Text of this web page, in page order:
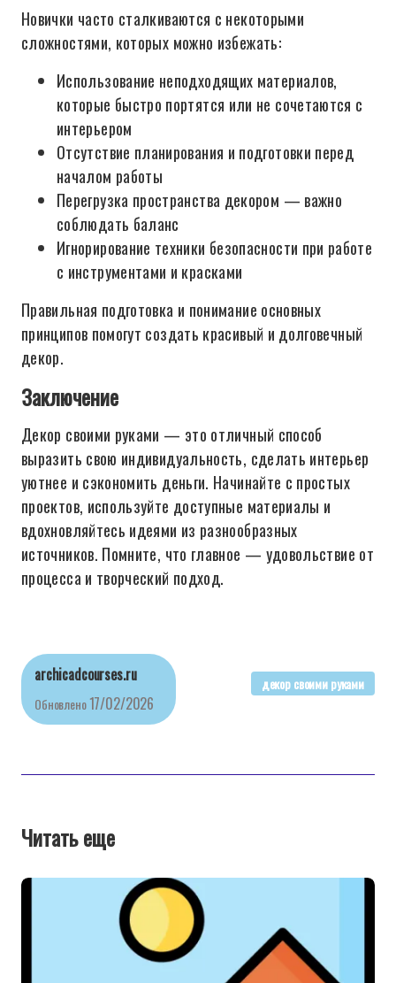
Новички часто сталкиваются с некоторыми
сложностями, которых можно избежать:
Использование неподходящих материалов,
которые быстро портятся или не сочетаются с
интерьером
Отсутствие планирования и подготовки перед
началом работы
Перегрузка пространства декором — важно
соблюдать баланс
Игнорирование техники безопасности при работе
с инструментами и красками
Правильная подготовка и понимание основных
принципов помогут создать красивый и долговечный
декор.
Заключение
Декор своими руками — это отличный способ
выразить свою индивидуальность, сделать интерьер
уютнее и сэкономить деньги. Начинайте с простых
проектов, используйте доступные материалы и
вдохновляйтесь идеями из разнообразных
источников. Помните, что главное — удовольствие от
процесса и творческий подход.
archicadcourses.ru
Обновлено17/02/2026
декор своими руками
Читать еще